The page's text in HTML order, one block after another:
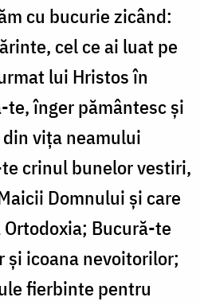
cu bucurie zicând:
cel ce ai luat pe
lui Hristos în
înger pământesc şi
viţa neamului
crinul bunelor vestiri,
Domnului şi care
Bucură-te
şi icoana nevoitorilor;
fierbinte pentru